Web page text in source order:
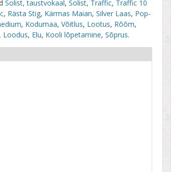
Solist, taustvokaal,Solist, Traffic, Traffic 10
, Rästa Stig, Kärmas Maian,Silver Laas, Pop-
, Kodumaa,Võitlus, Lootus, Rõõm,
, Loodus, Elu, Kooli lõpetamine,Sõprus.